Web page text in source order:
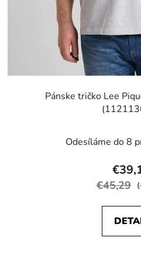
Pánske tričko Lee
Odesíláme do 8
€45,29